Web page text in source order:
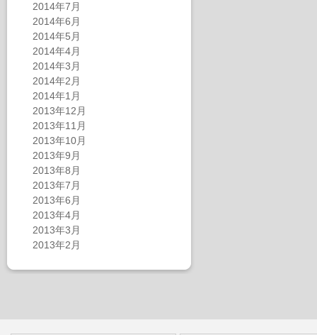
2014年7月
2014年6月
2014年5月
2014年4月
2014年3月
2014年2月
2014年1月
2013年12月
2013年11月
2013年10月
2013年9月
2013年8月
2013年7月
2013年6月
2013年4月
2013年3月
2013年2月